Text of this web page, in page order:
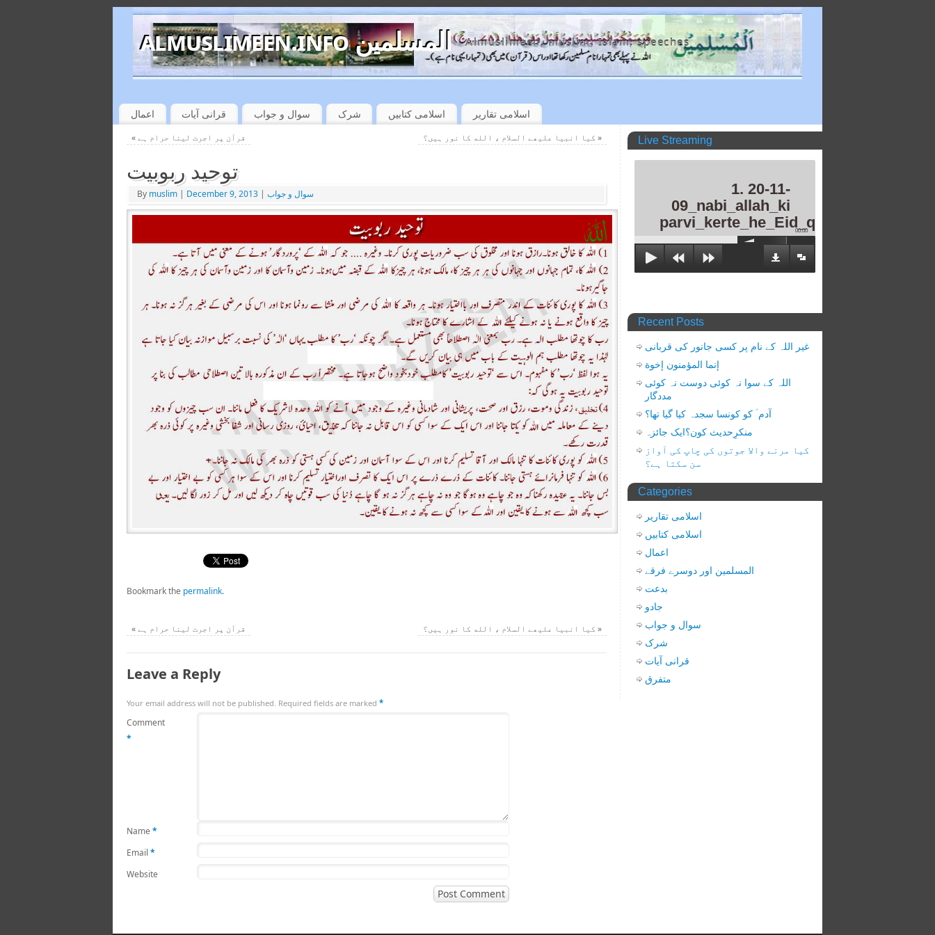
almuslimeen.info المسلمین Almuslimeen, muslim, Islam, speeches
اعمال قرانی آیات سوال و جواب شرک اسلامی کتابیں اسلامی تقاریر
«قرآن پر اجرت لینا حرام ہے کیا انبیا علیھے السلام ، الله کا نور ہیں؟»
توحید ربوبیت
By muslim | December 9, 2013 | سوال و جواب
Bookmark the permalink.
«قرآن پر اجرت لینا حرام ہے کیا انبیا علیھے السلام ، الله کا نور ہیں؟»
Leave a Reply
Your email address will not be published. Required fields are marked *
Comment
*
Name *
Email *
Website
Live Streaming
1. 20-11-
09_nabi_allah_ki
parvi_kerte_he_Eid_qurban.mp3
00:00
Recent Posts
غیر اللہ کے نام پر کسی جانور کی قربانی
إنما المؤمنون إخوة
اللہ کے سوا نہ کوئی دوست نہ کوئی
مددگار
آدم ؑ کو کونسا سجدہ کیا گیا تھا؟
منکرِحدیث کون؟ایک جائزہ
کیا مرنے والا جوتوں کی چاپ کی آواز
سن سکتا ہے؟
Categories
اسلامی تقاریر
اسلامی کتابیں
اعمال
المسلمین اور دوسرے فرقے
بدعت
جادو
سوال و جواب
شرک
قرانی آیات
متفرق